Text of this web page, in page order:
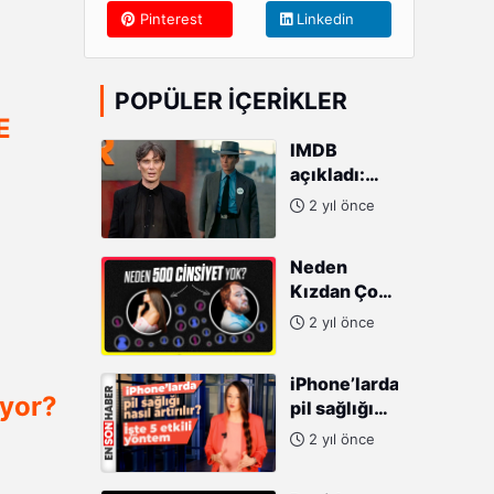
Pinterest Linkedin
POPÜLER İÇERIKLER
IMDB
açıkladı:
2023 yılının
oyuncusu
2 yıl önce
Neden
Kızdan Çok
Erkek
2 yıl önce
iPhone’larda
pil sağlığı
nasıl2 yıl önce